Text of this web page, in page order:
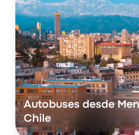
Autobuses desde
Chile